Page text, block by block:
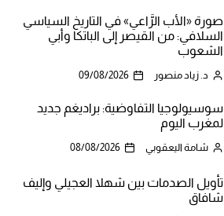
صورة «الأب الرَّاعي» في التاريخ السياسي
السلافي: من القيصر إلى الباتكا وأبي
الشعوب
د. زياد منصور 09/08/2026
سوسيولوجيا التفاوضية: براديغم جديد
لمغرب اليوم
شامة اليعقوبي 08/08/2026
تأويل الصدمات بين شهلا العجيلي وإليف
شافاق